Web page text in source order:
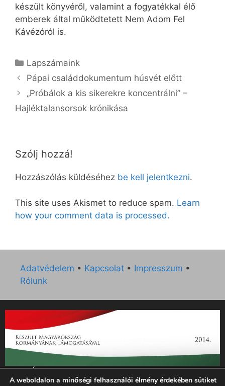
készült könyvéről, valamint a fogyatékkal élő
emberek által működtetett Nem Adom Fel
Kávézóról is.
Kategória
Lapszámaink
Pápai családdokumentum húsvét előtt
„Próbálok a kis sikerekre koncentrálni” –
Hajléktalansorsok krónikása
Szólj hozzá!
Hozzászólás küldéséhez be kell jelentkezni.
This site uses Akismet to reduce spam. Learn
how your comment data is processed.
Adatvédelem • Kapcsolat • Impresszum •
Rólunk
„Az Új Ember katolikus hetilap 2014. évi működésének
támogatását az EGYH-KCP-14-P-0121 sz. támogatási
A weboldalon a minőségi felhasználói élmény érdekében sütiket